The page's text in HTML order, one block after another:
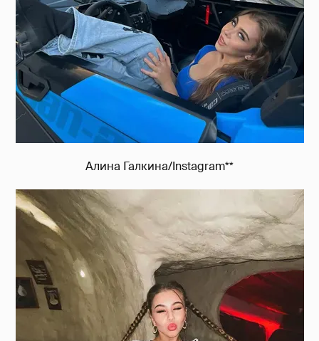
Алина Галкина/Instagram**